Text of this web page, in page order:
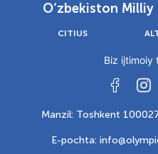
O‘zbekiston
CITIUS
Biz ijtimoiy
Manzil: Toshkent
E-pochta: